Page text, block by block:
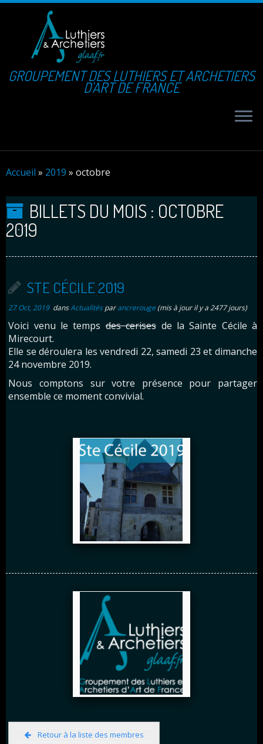
GROUPEMENT DES LUTHIERS ET ARCHETIERS
D'ART DE FRANCE
Accueil » 2019 » octobre
BILLETS DU MOIS : OCTOBRE
2019
STE CÉCILE 2019
27 Oct, 2019dansActualitésparancrerouge (mis à jour il y a 2477 jours)
Voici venu le tempsdes cerisesde la Sainte Cécile à
Mirecourt.
Elle se déroulera les vendredi 22, samedi 23 et dimanche
24 novembre 2019.
Nous comptons sur votre présence pour partager
ensemble ce moment convivial.
Retour à la liste des membres